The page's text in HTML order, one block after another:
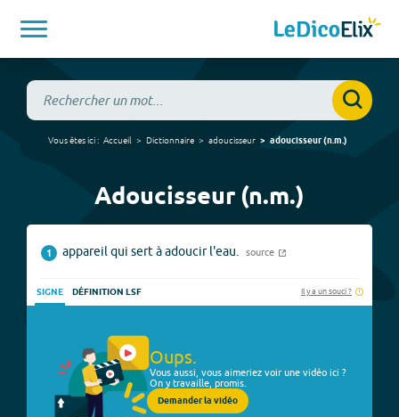
Vous êtes ici : Accueil Dictionnaire adoucisseur adoucisseur(n.m.)
Adoucisseur (n.m.)
1 appareil qui sert à adoucir l'eau. source
SIGNE DÉFINITION LSF Il y a un souci ?
Oups.
Vous aussi, vous aimeriez voir une vidéo ici ?
On y travaille, promis.
Demander la vidéo